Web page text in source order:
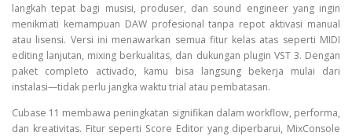
langkah tepat bagi musisi, produser, dan sound engineer yang ingin
menikmati kemampuan DAW profesional tanpa repot aktivasi manual
atau lisensi. Versi ini menawarkan semua fitur kelas atas seperti MIDI
editing lanjutan, mixing berkualitas, dan dukungan plugin VST 3. Dengan
paket completo activado, kamu bisa langsung bekerja mulai dari
instalasi—tidak perlu jangka waktu trial atau pembatasan.
Cubase 11 membawa peningkatan signifikan dalam workflow, performa,
dan kreativitas. Fitur seperti Score Editor yang diperbarui, MixConsole